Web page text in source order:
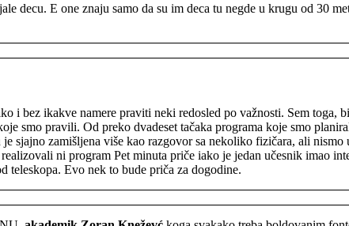
decu. E one znaju samo da su im deca tu negde u krugu od 30
i bez ikakve namere praviti neki redosled po važnosti. Sem
smo pravili. Od preko dvadeset tačaka programa koje smo
sjajno zamišljena više kao razgovor sa nekoliko fizičara, ali
ni program Pet minuta priče iako je jedan učesnik imao
teleskopa. Evo nek to bude priča za dogodine.